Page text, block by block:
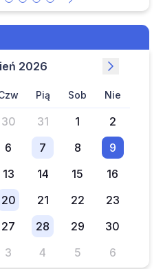
VAT z faktury
stanowiącego ciągnik
2026
czw pią sob nie
30 31 1
2
6 7 8
9
13 14 15
16
20 21 22
23
27 28 29
30
3 4 5 6